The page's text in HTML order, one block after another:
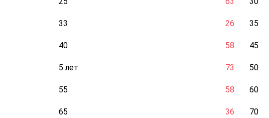
26
33 35
58
40 45
73
5 лет 50
58
55 60
36
65 70